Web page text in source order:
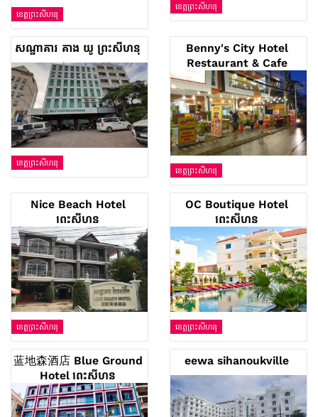
ខេត្តព្រះសីហនុ
ខេត្តព្រះសីហនុ
សណ្ឋាគារ គាង យូ ព្រះសីហនុ
ខេត្តព្រះសីហនុ
Benny's City Hotel
Restaurant & Cafe
ព្រះសីហនុ
ខេត្តព្រះសីហនុ
Nice Beach Hotel
ព្រះសីហនុ
ខេត្តព្រះសីហនុ
OC Boutique Hotel
ព្រះសីហនុ
ខេត្តព្រះសីហនុ
蓝地森酒店 Blue Ground
Hotel ព្រះសីហនុ
eewa sihanoukville